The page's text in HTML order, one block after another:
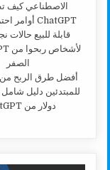
دولار من ChatGPT.